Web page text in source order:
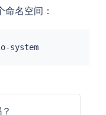
命名空间：
delete ns foo istio-system